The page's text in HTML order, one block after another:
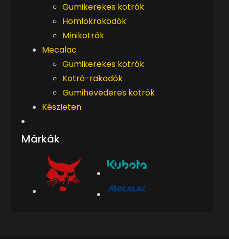
Gumikerekes kotrók
Homlokrakodók
Minikotrók
Mecalac
Gumikerekes kotrók
Kotró-rakodók
Gumihevederes kotrók
Készleten
Márkák